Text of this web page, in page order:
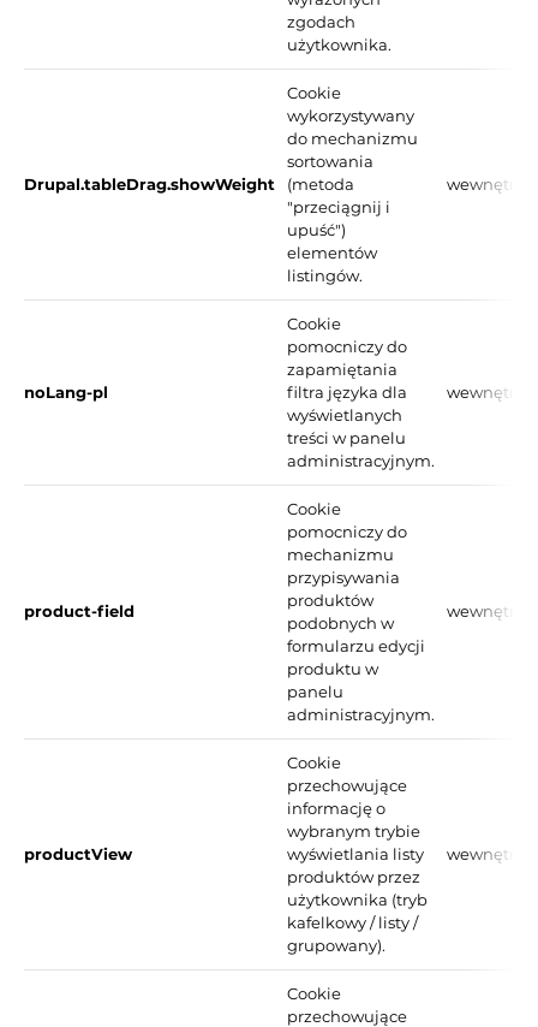
zgodach
użytkownika.
Drupal.tableDrag.showWeight
Cookie
wykorzystywany
do mechanizmu
sortowania
(metoda
"przeciągnij i
upuść")
elementów
listingów.
noLang-pl
Cookie
pomocniczy do
zapamiętania
filtra języka dla
wyświetlanych
treści w panelu
administracyjnym.
product-field
Cookie
pomocniczy do
mechanizmu
przypisywania
produktów
podobnych w
formularzu edycji
produktu w
panelu
administracyjnym.
productView
Cookie
przechowujące
informację o
wybranym trybie
wyświetlania listy
produktów przez
użytkownika (tryb
kafelkowy / listy /
grupowany).
Cookie
przechowujące